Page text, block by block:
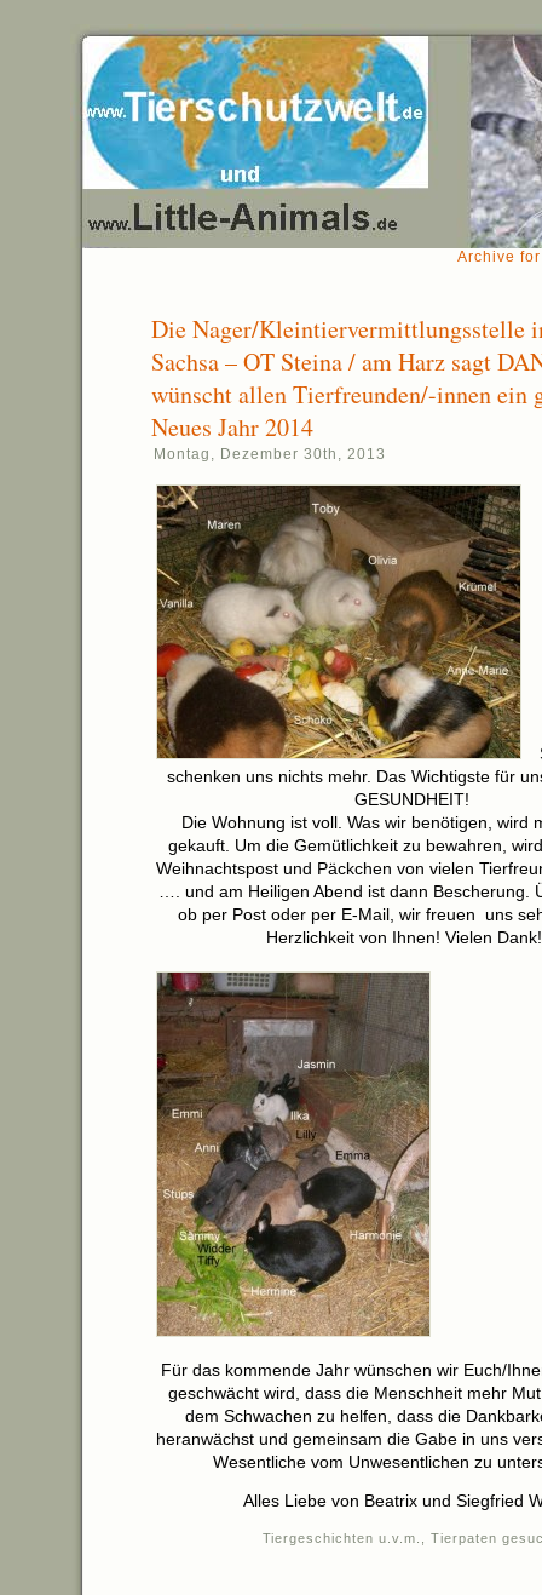
Archive
Die Nager/Kleintiervermittlungsstelle
Sachsa – OT Steina / am Harz sagt
wünscht allen Tierfreunden/-innen ein
Neues Jahr 2014
Montag, Dezember 30th, 2013
schenken uns nichts mehr. Das Wichtigste für
GESUNDHEIT!
Die Wohnung ist voll. Was wir benötigen, wird
gekauft. Um die Gemütlichkeit zu bewahren,
Weihnachtspost und Päckchen von vielen
…. und am Heiligen Abend ist dann Bescherung.
ob per Post oder per E-Mail, wir freuen uns
Herzlichkeit von Ihnen! Vielen
Für das kommende Jahr wünschen wir Euch/
geschwächt wird, dass die Menschheit mehr
dem Schwachen zu helfen, dass die
heranwächst und gemeinsam die Gabe in uns
Wesentliche vom Unwesentlichen zu
Alles Liebe von Beatrix und Siegfried
Tiergeschichten u.v.m. ,Tierpaten